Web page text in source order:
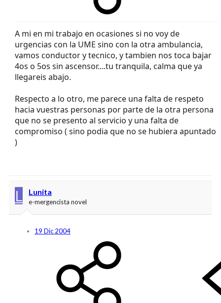
A mi en mi trabajo en ocasiones si no voy de
urgencias con la UME sino con la otra ambulancia,
vamos conductor y tecnico, y tambien nos toca bajar
4os o 5os sin ascensor....tu tranquila, calma que ya
llegareis abajo.
Respecto a lo otro, me parece una falta de respeto
hacia vuestras personas por parte de la otra persona
que no se presento al servicio y una falta de
compromiso ( sino podia que no se hubiera apuntado
)
L Lunita
e-mergencista novel
19 Dic 2004